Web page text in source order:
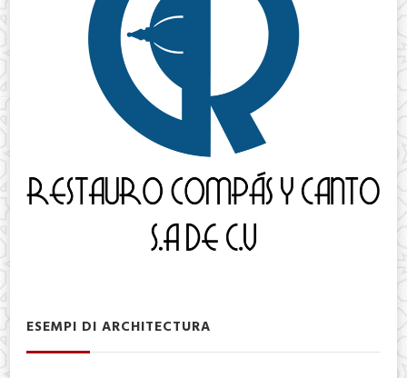
ESEMPI DI ARCHITECTURA